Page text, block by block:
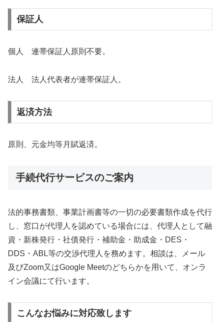
保証人
個人 連帯保証人原則不要。
法人 法人代表者が連帯保証人。
返済方法
原則、元金均等月賦返済。
手続代行サービスのご案内
法的事務書類、事業計画書等の一切の必要書類作成を代行
し、窓口が代理人を認めている場合には、代理人として融
資・新株発行・社債発行・補助金・助成金・DES・
DDS・ABL等の交渉代理人を務めます。相談は、メール
及びZoom又はGoogle Meetのどちらかを用いて、オンラ
イン会議にて行います。
こんなお悩みに対応致します